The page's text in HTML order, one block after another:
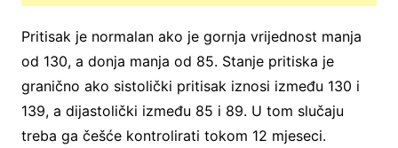
Pritisak je normalan ako je gornja vrijednost manja
od 130, a donja manja od 85. Stanje pritiska je
granično ako sistolički pritisak iznosi između 130 i
139, a dijastolički između 85 i 89. U tom slučaju
treba ga češće kontrolirati tokom 12 mjeseci.